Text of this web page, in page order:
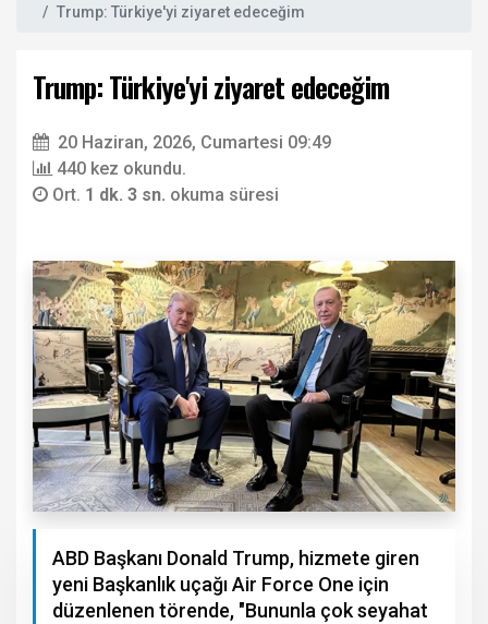
Trump: Türkiye'yi ziyaret edeceğim
Trump: Türkiye'yi ziyaret edeceğim
20 Haziran, 2026, Cumartesi 09:49
440 kez okundu.
Ort. 1 dk. 3 sn. okuma süresi
ABD Başkanı Donald Trump, hizmete giren
yeni Başkanlık uçağı Air Force One için
düzenlenen törende, "Bununla çok seyahat